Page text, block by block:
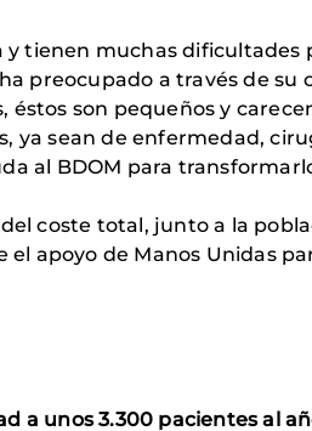
tienen muchas dificultades
preocupado a través de
son pequeños y
ya sean de enfermedad,
al BDOM para
coste total, junto a la
apoyo de Manos Unidas
a unos 3.300 pacientes al